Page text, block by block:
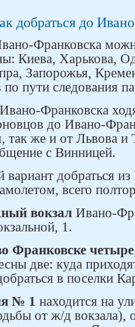
добраться до
Франковска
Киева, Харькова,
Запорожья,
по пути следования
Франковска
до Ивано-
так же и от Львова и
с Винницей.
добраться
всего
вокзал Ивано-
1.
Франковске четыре
две: куда
в поселки
№ 1 находится на
от ж/д вокзала),